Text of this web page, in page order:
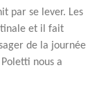
par se lever. Les
et il fait
de la journée
nous a